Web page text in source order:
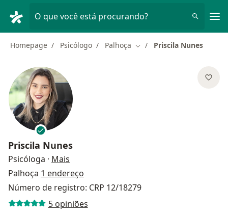
O que você está procurando?
Homepage Psicólogo Palhoça Mudar de cidade
Priscila Nunes
Priscila Nunes
Psicóloga · Mais
Palhoça 1 endereço
Número de registro: CRP 12/18279
5 opiniões